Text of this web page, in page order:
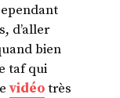
d’aller
bien
taf qui
vidéotrès